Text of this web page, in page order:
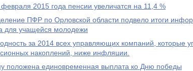
2015 года пенсии увеличатся на 11,4 %
ПФР по Орловской области подвело итоги
для учащейся молодежи
за 2014 всех управляющих компаний, которые
накоплений, ниже инфляции.
положена единовременная выплата ко Дню победы